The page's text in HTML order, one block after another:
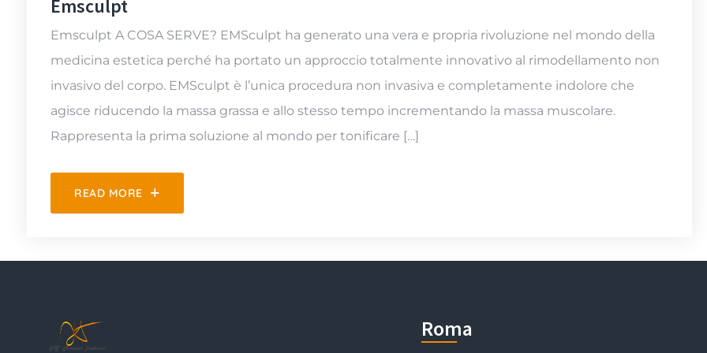
Emsculpt
Emsculpt A COSA SERVE? EMSculpt ha generato una vera e propria rivoluzione nel mondo della
medicina estetica perché ha portato un approccio totalmente innovativo al rimodellamento non
invasivo del corpo. EMSculpt è l’unica procedura non invasiva e completamente indolore che
agisce riducendo la massa grassa e allo stesso tempo incrementando la massa muscolare.
Rappresenta la prima soluzione al mondo per tonificare […]
READ MORE
Roma